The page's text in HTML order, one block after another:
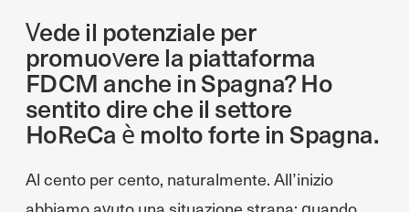
Vede il potenziale per
promuovere la piattaforma
FDCM anche in Spagna? Ho
sentito dire che il settore
HoReCa è molto forte in Spagna.
Al cento per cento, naturalmente. All’inizio